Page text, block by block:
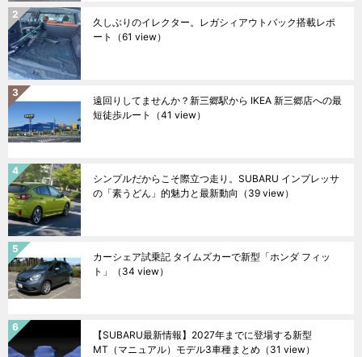
久しぶりのイレクター。レガシィアウトバック搭載レポ
ート
（61 view）
遠回りしてませんか？新三郷駅から IKEA 新三郷店への最
短徒歩ルート
（41 view）
シンプルだからこそ際立つ走り。SUBARU インプレッサ
の「素うどん」的魅力と最新動向 （39 view）
カーシェア試乗記 タイムズカーで新型「ホンダ フィッ
ト」
（34 view）
【SUBARU最新情報】2027年までに登場する新型
MT（マニュアル）モデル3車種まとめ （31 view）